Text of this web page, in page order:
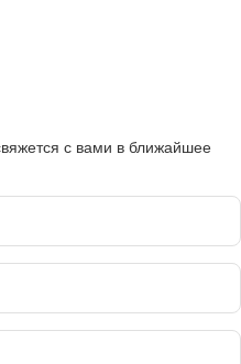
с вами в ближайшее